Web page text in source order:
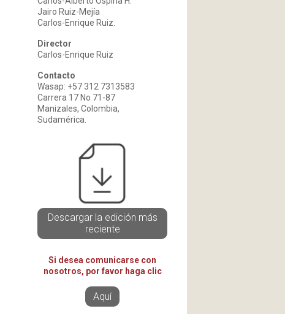
Jairo Ruiz-Mejía
Carlos-Enrique Ruiz.
Director
Carlos-Enrique Ruiz
Contacto
Wasap: +57 312 7313583
Carrera 17 No 71-87
Manizales, Colombia,
Sudamérica.
Descargar la edición más
reciente
Si desea comunicarse con
nosotros, por favor haga clic
Aquí